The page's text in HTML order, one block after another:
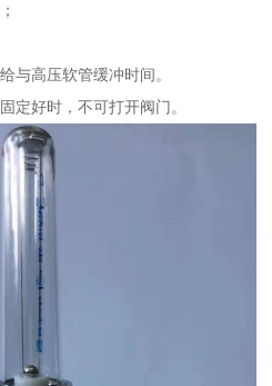
与高压软管缓冲时间。
定好时，不可打开阀门。